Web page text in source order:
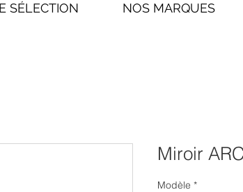
Miroir
Modèle *
SÉLECTION NOS MARQUES